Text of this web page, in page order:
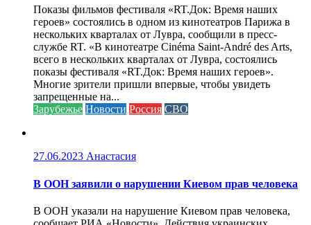
Показы фильмов фестиваля «RT.Док: Время наших
героев» состоялись в одном из кинотеатров Парижа в
нескольких кварталах от Лувра, сообщили в пресс-
службе RT. «В кинотеатре Cinéma Saint-André des Arts,
всего в нескольких кварталах от Лувра, состоялись
показы фестиваля «RT.Док: Время наших героев».
Многие зрители пришли впервые, чтобы увидеть
запрещенные на...
Зарубежье Новости Россия СВО
27.06.2023 Анастасия
В ООН заявили о нарушении Киевом прав человека
В ООН указали на нарушение Киевом прав человека,